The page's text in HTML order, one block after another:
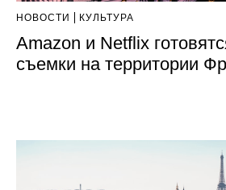
НОВОСТИ КУЛЬТУРА
Amazon и Netflix
съемки на территории